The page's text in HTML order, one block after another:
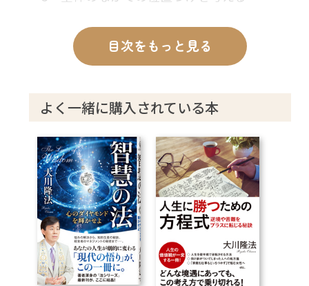
5 スランプに対処するには
6 「最悪の事態」を克服する
第2章 試練に打ち克つ
――後悔しない人生を生き切るために
1 「試練に打ち克つ」は非常に重要な考え
方
2 商社時代の学習体験
3 未知の仕事にあえてチャレンジし続ける
4 信念を曲げずに粘り抜け
第3章 徳の発生について
――私心を去って「天命」に生きる
目次をもっと見る
よく一緒に購入されている本